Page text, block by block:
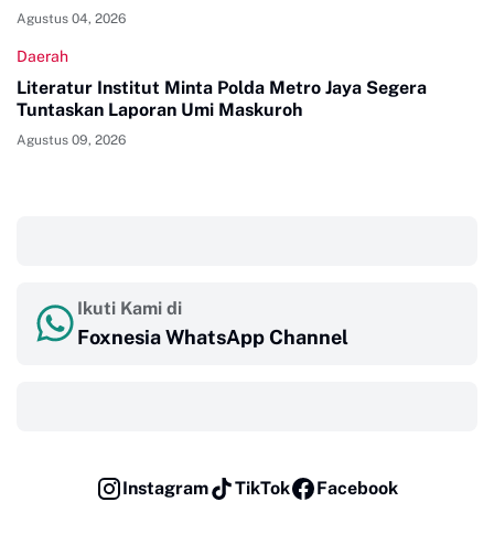
Agustus 04, 2026
Daerah
Literatur Institut Minta Polda Metro Jaya Segera
Tuntaskan Laporan Umi Maskuroh
Agustus 09, 2026
Ikuti Kami di
Foxnesia WhatsApp Channel
Instagram TikTok Facebook